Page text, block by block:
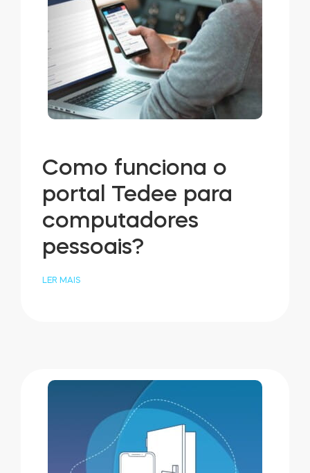
Como funciona o
portal Tedee para
computadores
pessoais?
LER MAIS